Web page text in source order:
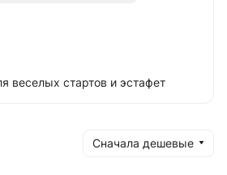
веселых стартов и эстафет
Сначала дешевые